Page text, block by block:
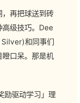
再把球送到砖
级技巧。Dee
和同事们
口呆。那是机
励驱动学习」理